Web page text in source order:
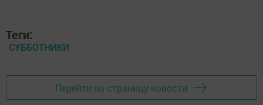
Теги:
СУББОТНИКИ
Перейти на страницу новости